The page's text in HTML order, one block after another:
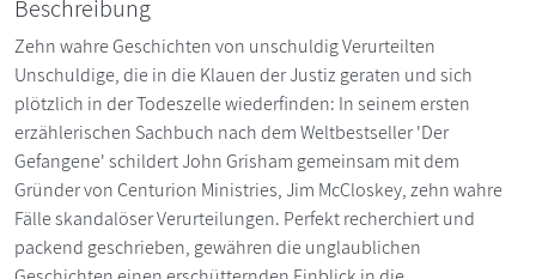
Beschreibung
Zehn wahre Geschichten von unschuldig Verurteilten
Unschuldige, die in die Klauen der Justiz geraten und sich
plötzlich in der Todeszelle wiederfinden: In seinem ersten
erzählerischen Sachbuch nach dem Weltbestseller 'Der
Gefangene' schildert John Grisham gemeinsam mit dem
Gründer von Centurion Ministries, Jim McCloskey, zehn wahre
Fälle skandalöser Verurteilungen. Perfekt recherchiert und
packend geschrieben, gewähren die unglaublichen